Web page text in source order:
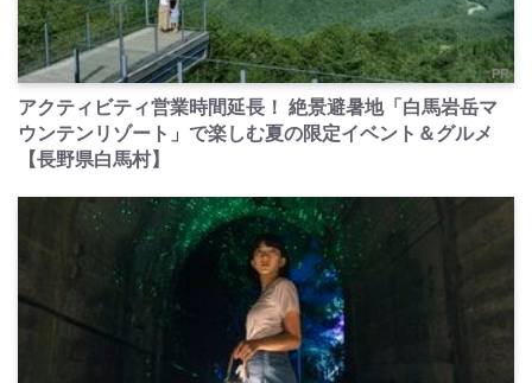
PR
アクティビティ営業時間延長！ 絶景避暑地「白馬岩岳マ
ウンテンリゾート」で楽しむ夏の限定イベント＆グルメ
【長野県白馬村】